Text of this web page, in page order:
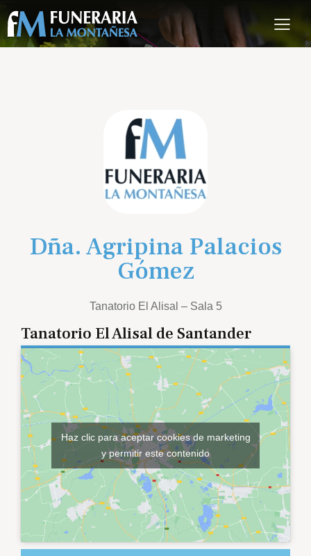
Dña. Agripina Palacios
Gómez
Tanatorio El Alisal – Sala 5
Tanatorio El Alisal de Santander
Haz clic para aceptar cookies de marketing
y permitir este contenido